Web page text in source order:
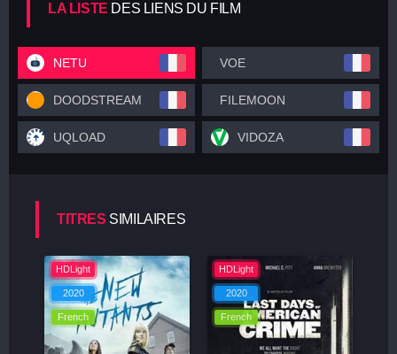
LA LISTE DES LIENS DU FILM
NETU VOE
DOODSTREAM FILEMOON
UQLOAD VIDOZA
TITRES SIMILAIRES
HDLight
2020
French
HDLight
2020
French